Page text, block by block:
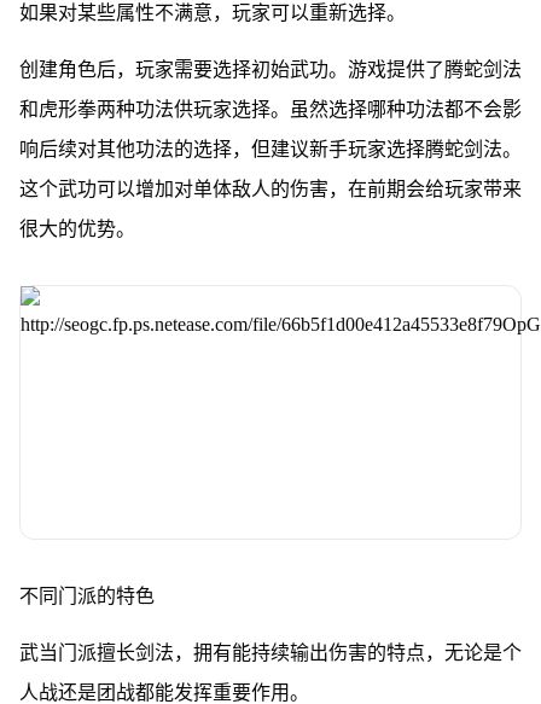
如果对某些属性不满意，玩家可以重新选择。
创建角色后，玩家需要选择初始武功。游戏提供了腾蛇剑法
和虎形拳两种功法供玩家选择。虽然选择哪种功法都不会影
响后续对其他功法的选择，但建议新手玩家选择腾蛇剑法。
这个武功可以增加对单体敌人的伤害，在前期会给玩家带来
很大的优势。
不同门派的特色
武当门派擅长剑法，拥有能持续输出伤害的特点，无论是个
人战还是团战都能发挥重要作用。